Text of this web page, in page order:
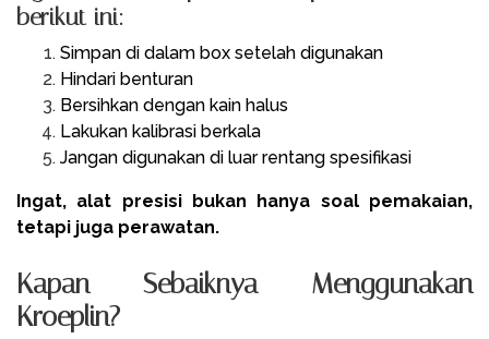
berikut ini:
Simpan di dalam box setelah digunakan
Hindari benturan
Bersihkan dengan kain halus
Lakukan kalibrasi berkala
Jangan digunakan di luar rentang spesifikasi
Ingat, alat presisi bukan hanya soal pemakaian,
tetapi juga perawatan.
Kapan Sebaiknya Menggunakan
Kroeplin?